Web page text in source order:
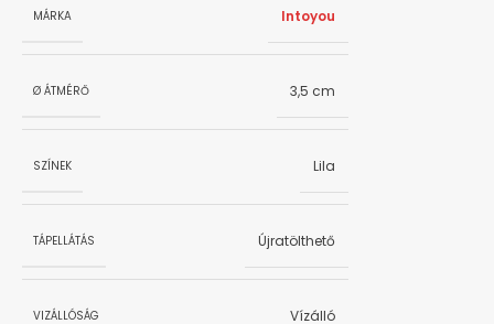
MÁRKA Intoyou
Ø ÁTMÉRŐ 3,5 cm
SZÍNEK Lila
TÁPELLÁTÁS Újratölthető
VIZÁLLÓSÁG Vízálló